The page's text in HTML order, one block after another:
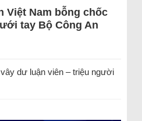
Việt Nam bỗng chốc
tay Bộ Công An
dư luận viên – triệu người